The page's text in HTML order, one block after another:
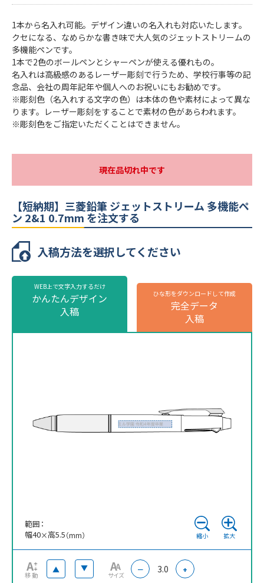
【短納期】三菱鉛筆 ジェットストリーム
多機能ペン 2&1 0.7mmの商品仕様
品番 MSXE380007.9
MSXE380007.65
インクカラー
黒・赤・シャープ
本体カラー
3色より選択
最小ロット
1本
不可
最短出荷予定日
校了後3営業日後出荷
【短納期】三菱鉛筆 ジェットストリーム
多機能ペン 2&1 0.7mmの名入れ仕様
名入れ方法
レーザー彫刻
彫刻箇所
側面
名入れ代
販売価格（本体代＋彫刻代）に含む
※ 再注文の際、仕上がりには商品の個体差や名入れ位置・色に若干の差が
生じる場合がございます。
1本から名入れ可能。デザイン違いの名入れも対応いたします。
クセになる、なめらかな書き味で大人気のジェットストリームの
多機能ペンです。
1本で2色のボールペンとシャーペンが使える優れもの。
名入れは高級感のあるレーザー彫刻で行うため、学校行事等の記
念品、会社の周年記年や個人へのお祝いにもお勧めです。
※彫刻色（名入れする文字の色）は本体の色や素材によって異な
ります。レーザー彫刻をすることで素材の色があらわれます。
※彫刻色をご指定いただくことはできません。
現在品切れ中です
【短納期】三菱鉛筆 ジェットストリーム 多機能ペ
ン 2&1 0.7mm を注文する
入稿方法を選択してください
WEB上で文字入力するだけ
かんたんデザイン
入稿
ひな形をダウンロードして作成
完全データ
入稿
ミコミル学園 令和4年度卒業
縮小 拡大
範囲：
幅40×高5.5（mm）
移動
▲ ▲
サイズ
－ 3.0 +